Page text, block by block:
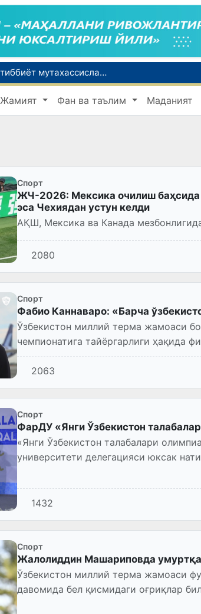
Чехия ва Словакияда ишламоқчи бўлган тиббиёт мутахассислари рўйхатга олинади
Боланинг фамилиясига отасининг исмини беришга рухсат берилади
Беҳруз Каримов фаолиятини Швейцариянинг «Лугано» клубида давом эттиради
Жамият Фан ва таълим Маданият
Спорт
ЖЧ-2026: Мексика очилиш
эса Чехиядан устун келди
АҚШ, Мексика ва Канада
2080
Спорт
Фабио Каннаваро: «Барча
Ўзбекистон миллий терма жамоаси
чемпионатига тайёргарлиги ҳақида
2063
Спорт
ФарДУ «Янги Ўзбекистон
«Янги Ўзбекистон талабалари
университети делегацияси юксак
1432
Спорт
Жалолиддин Машариповда
Ўзбекистон миллий терма жамоаси
давомида бел қисмидаги оғриқлар